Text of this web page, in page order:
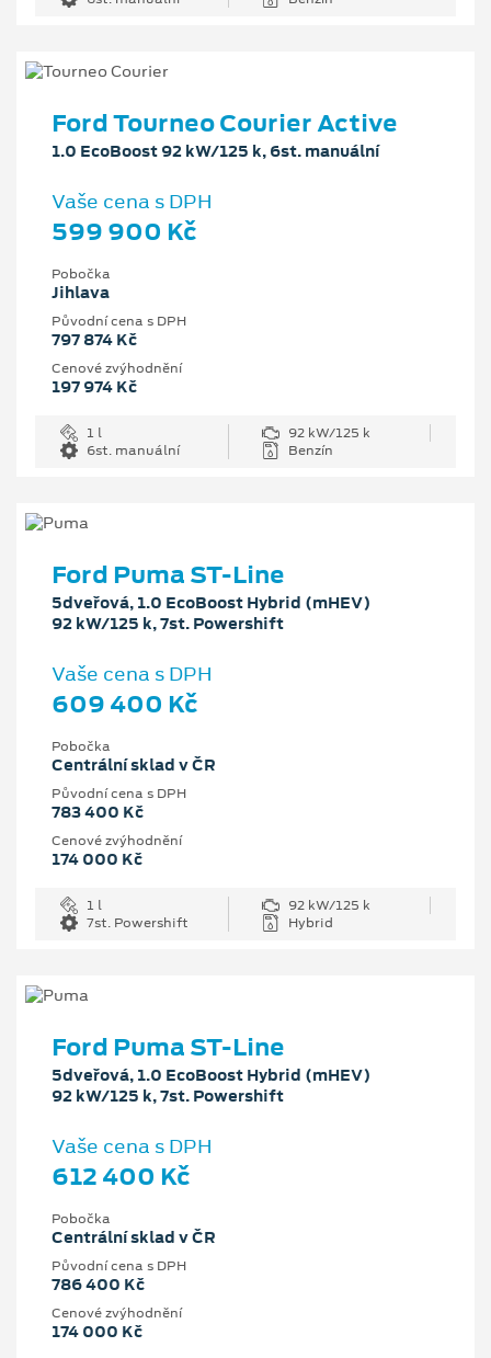
Ford Tourneo Courier Active
1.0 EcoBoost 92 kW/125 k, 6st. manuální
Vaše cena s DPH
599 900 Kč
Pobočka
Jihlava
Původní cena s DPH
797 874 Kč
Cenové zvýhodnění
197 974 Kč
1 l
92 kW/125 k
6st. manuální
Benzín
Ford Puma ST-Line
5dveřová, 1.0 EcoBoost Hybrid (mHEV)
92 kW/125 k, 7st. Powershift
Vaše cena s DPH
609 400 Kč
Pobočka
Centrální sklad v ČR
Původní cena s DPH
783 400 Kč
Cenové zvýhodnění
174 000 Kč
1 l
92 kW/125 k
7st. Powershift
Hybrid
Ford Puma ST-Line
5dveřová, 1.0 EcoBoost Hybrid (mHEV)
92 kW/125 k, 7st. Powershift
Vaše cena s DPH
612 400 Kč
Pobočka
Centrální sklad v ČR
Původní cena s DPH
786 400 Kč
Cenové zvýhodnění
174 000 Kč